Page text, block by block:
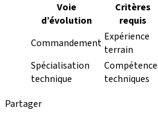
Voie
d’évolution
Critères
requis
Commandement Expérience
terrain
Spécialisation
technique
techniques
Partager